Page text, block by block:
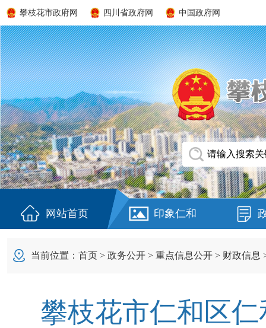
攀枝花市政府网 四川省政府网 中国政府网
网站首页 印象仁和
当前位置： 首页 > 政务公开 > 重点信息公开 > 财政信息
攀枝花市仁和区